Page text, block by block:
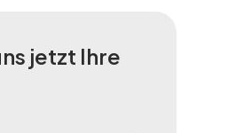
jetzt Ihre